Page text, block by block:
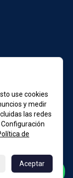
use cookies
y medir
las redes
de
Aceptar